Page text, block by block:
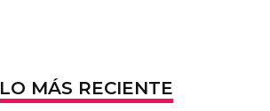
LO MÁS RECIENTE